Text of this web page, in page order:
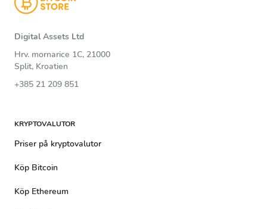
Digital Assets Ltd
Hrv. mornarice 1C, 21000
Split, Kroatien
+385 21 209 851
KRYPTOVALUTOR
Priser på kryptovalutor
Köp Bitcoin
Köp Ethereum